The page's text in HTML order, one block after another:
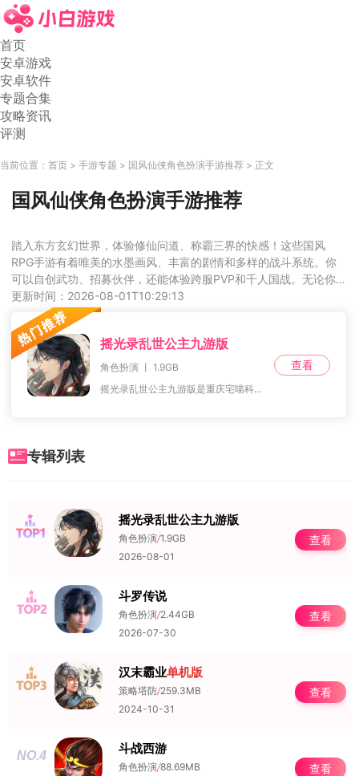
首页
安卓游戏
安卓软件
专题合集
攻略资讯
评测
当前位置： 首页 手游专题 国风仙侠角色扮演手游推荐 正文
国风仙侠角色扮演手游推荐
踏入东方玄幻世界，体验修仙问道、称霸三界的快感！这些国风
RPG手游有着唯美的水墨画风、丰富的剧情和多样的战斗系统。你
可以自创武功、招募伙伴，还能体验跨服PVP和千人国战。无论你
是剧情党还是战斗狂，都能沉浸其中。心动的话就来下载试试看
更新时间：2026-08-01T10:29:13
摇光录乱世公主九游版
角色扮演 丨 1.9GB
摇光录乱世公主九游版是重庆宅喵科技在九游平台上推出的一款唯美古风群像养成手游，以虚构的古代王国为背景，在皇权与命运的交织下，展开公主的成长之旅。在这
查看
专辑列表
NO.1 摇光录乱世公主九游版
角色扮演/1.9GB
2026-08-01
查看
NO.2 斗罗传说
角色扮演/2.44GB
2026-07-30
查看
NO.3 汉末霸业单机版
策略塔防/259.3MB
2024-10-31
查看
NO.4 斗战西游
角色扮演/88.69MB
查看